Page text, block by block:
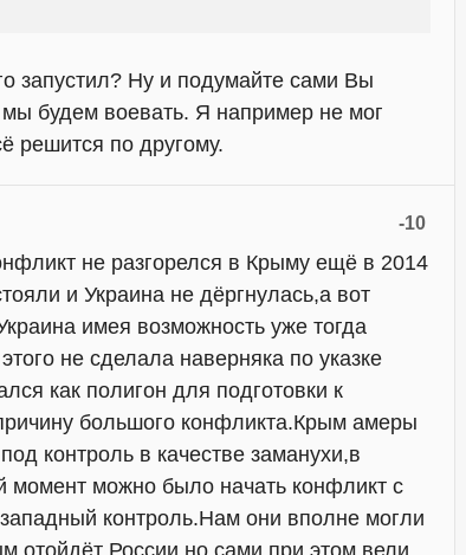
запустил? Ну и подумайте сами Вы
будем воевать. Я например не мог
решится по другому.
-10
не разгорелся в Крыму ещё в 2014
и Украина не дёргнулась,а вот
имея возможность уже тогда
не сделала наверняка по указке
как полигон для подготовки к
большого конфликта.Крым амеры
контроль в качестве заманухи,в
момент можно было начать конфликт с
контроль.Нам они вполне могли